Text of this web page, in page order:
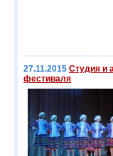
27.11.2015 Студия и
фестиваля